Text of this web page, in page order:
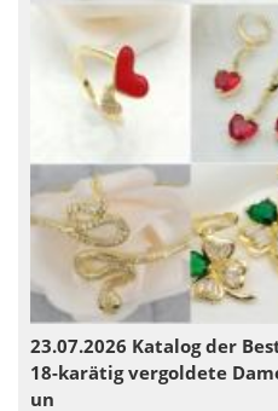
23.07.2026 Katalog der
18-karätig vergoldete
un